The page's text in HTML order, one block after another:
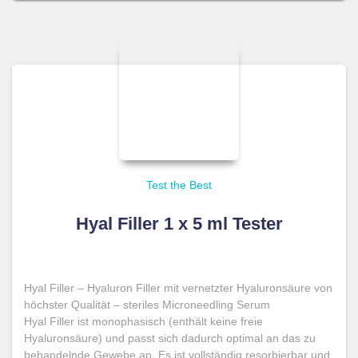
Test the Best
Hyal Filler 1 x 5 ml Tester
Hyal Filler – Hyaluron Filler mit vernetzter Hyaluronsäure von
höchster Qualität – steriles Microneedling Serum
Hyal Filler ist monophasisch (enthält keine freie
Hyaluronsäure) und passt sich dadurch optimal an das zu
behandelnde Gewebe an. Es ist vollständig resorbierbar und